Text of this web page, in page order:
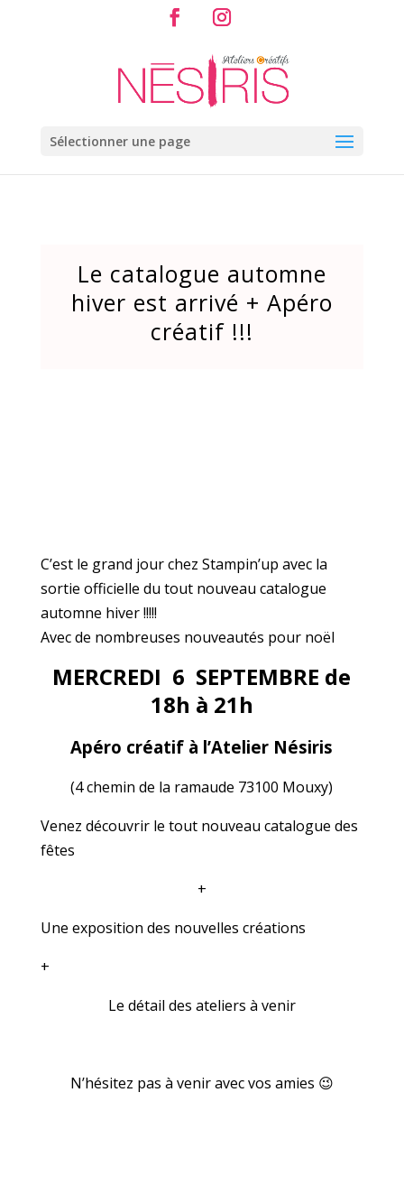
Sélectionner une page
Le catalogue automne
hiver est arrivé + Apéro
créatif !!!
C’est le grand jour chez Stampin’up avec la
sortie officielle du tout nouveau catalogue
automne hiver !!!!!
Avec de nombreuses nouveautés pour noël
MERCREDI 6 SEPTEMBRE de
18h à 21h
Apéro créatif à l’Atelier Nésiris
(4 chemin de la ramaude 73100 Mouxy)
Venez découvrir le tout nouveau catalogue des
fêtes
+
Une exposition des nouvelles créations
+
Le détail des ateliers à venir
N’hésitez pas à venir avec vos amies 😉